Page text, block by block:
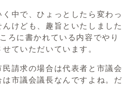
中で、ひょっとしたら変わっ
けども、趣旨といたしました
ろに書かれている内容でやり
ていただいています。
民請求の場合は代表者と市議会
市議会議長なんですよね。だ